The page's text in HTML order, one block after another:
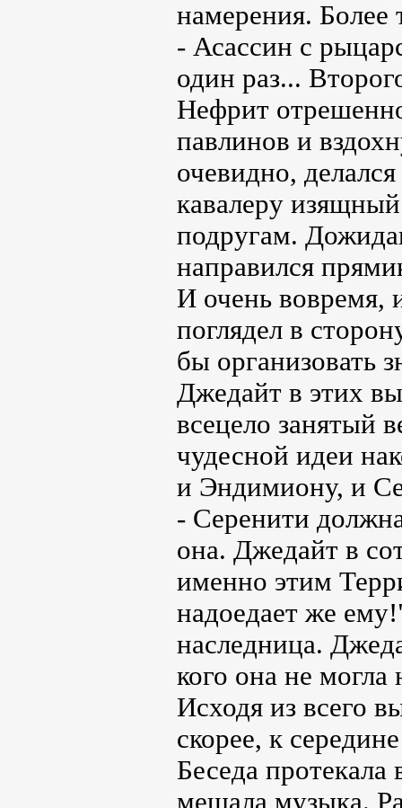
намерения. Более
- Асассин с
один раз...
Нефрит
павлинов и
очевидно,
кавалеру
подругам.
направился
И очень вовремя,
поглядел в
бы организовать
Джедайт в этих
всецело занятый
чудесной идеи
и Эндимиону, и
- Серенити
она. Джедайт в
именно этим
надоедает же
наследница.
кого она не
Исходя из всего
скорее, к
Беседа
мешала музыка.